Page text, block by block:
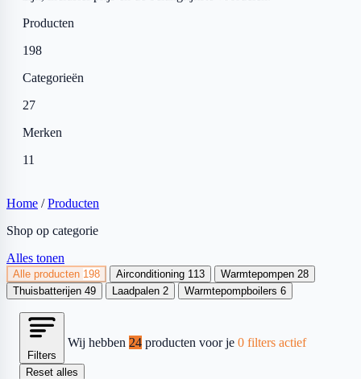
Producten
198
Categorieën
27
Merken
11
Home / Producten
Shop op categorie
Alles tonen
Alle producten 198 Airconditioning 113 Warmtepompen 28
Thuisbatterijen 49 Laadpalen 2 Warmtepompboilers 6
Filters
Wij hebben 24 producten voor je 0 filters actief
Reset alles